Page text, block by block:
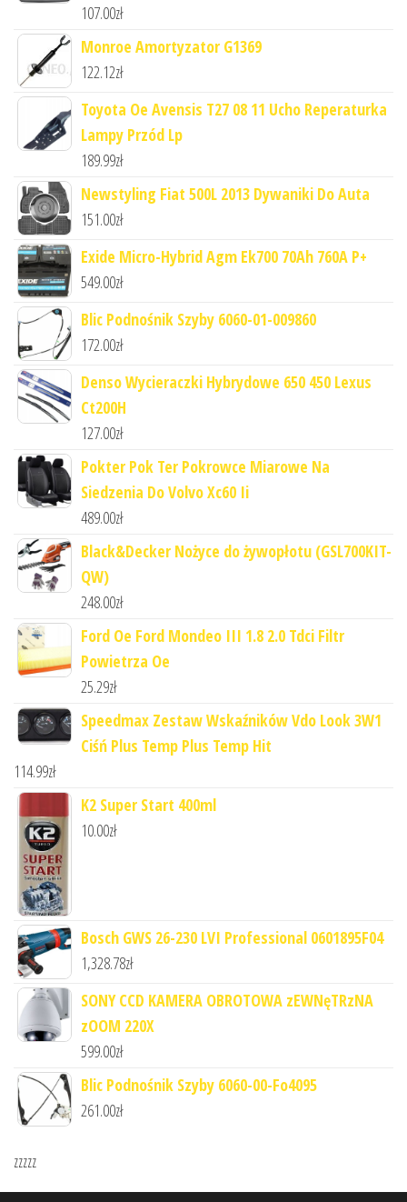
107.00zł
Monroe Amortyzator G1369
122.12zł
Toyota Oe Avensis T27 08 11 Ucho Reperaturka
Lampy Przód Lp
189.99zł
Newstyling Fiat 500L 2013 Dywaniki Do Auta
151.00zł
Exide Micro-Hybrid Agm Ek700 70Ah 760A P+
549.00zł
Blic Podnośnik Szyby 6060-01-009860
172.00zł
Denso Wycieraczki Hybrydowe 650 450 Lexus
Ct200H
127.00zł
Pokter Pok Ter Pokrowce Miarowe Na
Siedzenia Do Volvo Xc60 Ii
489.00zł
Black&Decker Nożyce do żywopłotu (GSL700KIT-
QW)
248.00zł
Ford Oe Ford Mondeo III 1.8 2.0 Tdci Filtr
Powietrza Oe
25.29zł
Speedmax Zestaw Wskaźników Vdo Look 3W1
Ciśń Plus Temp Plus Temp Hit
114.99zł
K2 Super Start 400ml
10.00zł
Bosch GWS 26-230 LVI Professional 0601895F04
1,328.78zł
SONY CCD KAMERA OBROTOWA zEWNęTRzNA
zOOM 220X
599.00zł
Blic Podnośnik Szyby 6060-00-Fo4095
261.00zł
zzzzz